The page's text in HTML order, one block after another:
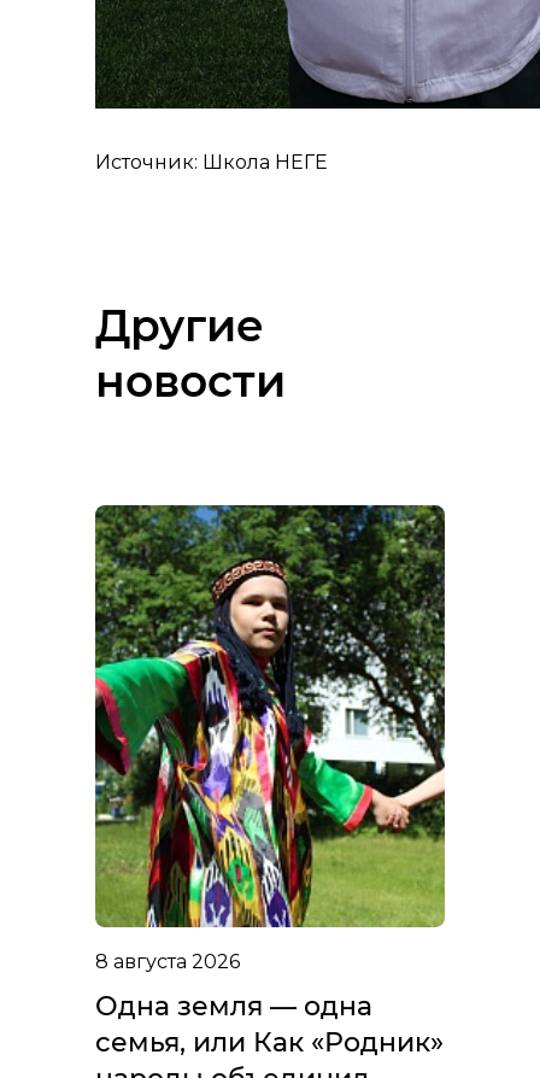
Источник: Школа НЕГЕ
Другие
новости
8 августа 2026
Одна земля — одна
семья, или Как «Родник»